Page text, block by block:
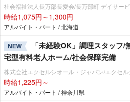
社会福祉法人長万部長愛会/長万部町 デイサー
時給1,075円～1,300円
アルバイト・パート / 北海道
NEW
「未経験OK」調理スタッフ
宅型有料老人ホーム/社会保障完備
株式会社エクセルシオール・ジャパン/エクセ
時給1,225円～
アルバイト・パート / 神奈川県